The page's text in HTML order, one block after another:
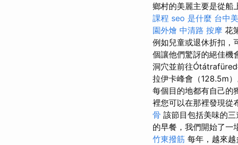
鄉村的美麗主要是從船
課程 seo 是什麼 台中
園外燴 中清路 按摩 花
例如兒童或退休折扣，
個讓他們驚訝的絕佳機
洞穴並前往Ótátrafüred
拉伊卡峰會（128.5m
每個目的地都有自己的
裡您可以在那裡發現從
骨 該節目包括美味的
的早餐，我們開始了一
竹東撥筋 每年，越來